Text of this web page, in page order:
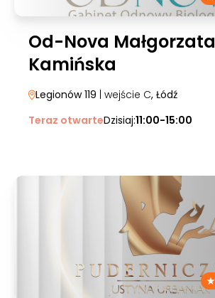
Od-Nova Małgorzata
Kamińska
Legionów 119 | wejście C, Łódź
Teraz otwarteDzisiaj:11:00-15:00